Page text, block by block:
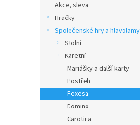
Akce, sleva
Hračky
Společenské hry a hlavolamy
Stolní
Karetní
Mariášky a další karty
Postřeh
Pexesa
Domino
Carotina